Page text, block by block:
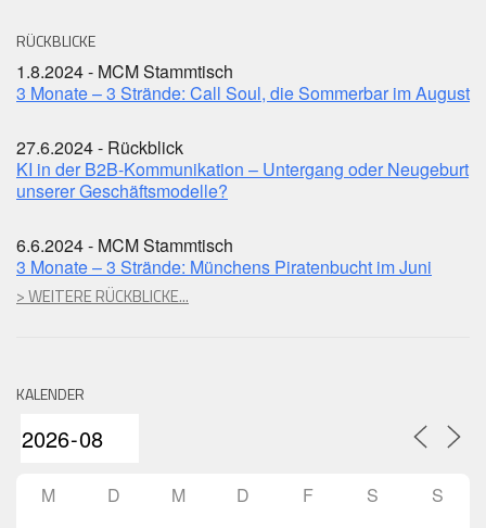
RÜCKBLICKE
1.8.2024 - MCM Stammtisch
3 Monate – 3 Strände: Call Soul, die Sommerbar im August
27.6.2024 - Rückblick
KI in der B2B-Kommunikation – Untergang oder Neugeburt
unserer Geschäftsmodelle?
6.6.2024 - MCM Stammtisch
3 Monate – 3 Strände: Münchens Piratenbucht im Juni
> WEITERE RÜCKBLICKE...
KALENDER
M D M D F S S